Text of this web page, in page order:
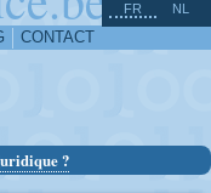
CONTACT
FR NL
?
^